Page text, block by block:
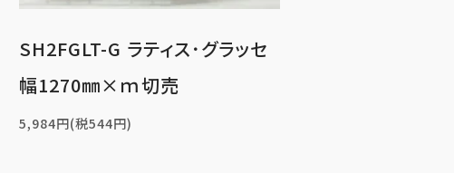
SH2FGLT-G ラティス･グラッセ
幅1270㎜×ｍ切売
5,984円(税544円)